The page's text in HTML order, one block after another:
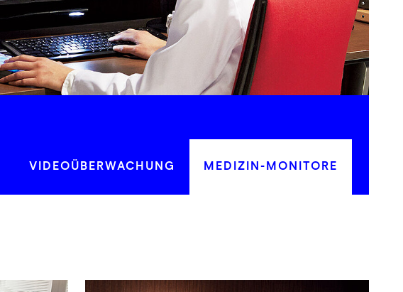
VIDEOÜBERWACHUNG MEDIZIN-MONITORE